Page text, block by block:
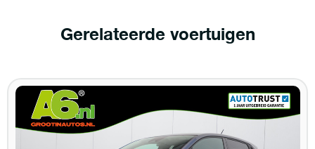
Gerelateerde voertuigen